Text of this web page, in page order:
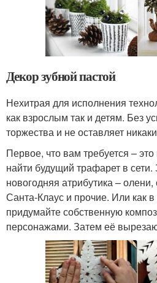
Декор зубной пастой
Нехитрая для исполнения
как взрослым так и детям. Без
торжества и не оставляет
Первое, что вам требуется –
найти будущий трафарет в
новогодняя атрибутика –
Санта-Клаус и прочие. Или как
придумайте собственную
персонажами. Затем её